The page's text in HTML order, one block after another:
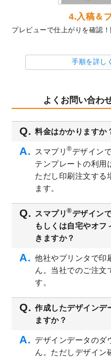
クリアファ
ナルデザイン
た！
を公開いたし
2023/9/1
2024年版1月
オリジナルサ
るようになり
2023/8/18
チケットのデ
ました。
2023/8/7
【新商品】チ
りました！
美容・エステ
トを追加しま
いたしました
2023/6/12
うちわのデザ
しました。
を公開いたし
2023/5/9
書類カバー（
追加しました
2023/4/20
2023/4/18
セミナー・講
4.入稿＆
プレビューで仕上がりを確認
手順を詳し
よくお問い合わ
料金はかかりますか
スマプリ ®デザイン
テンプレートの利用
ただし印刷注文する
ます。
スマプリ ®デザイン
もしくは自宅やオフ
きますか？
他社やプリンタで印
ん。当社でのご注文
す。
作成したデザインデ
ますか？
デザインデータのダ
ん。ただしデザイン